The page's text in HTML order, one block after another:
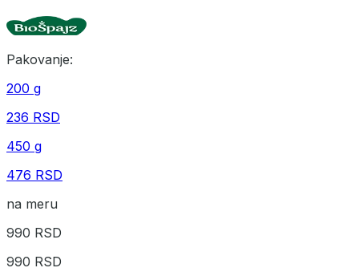
Pakovanje:
200 g
236 RSD
450 g
476 RSD
na meru
990 RSD
990 RSD